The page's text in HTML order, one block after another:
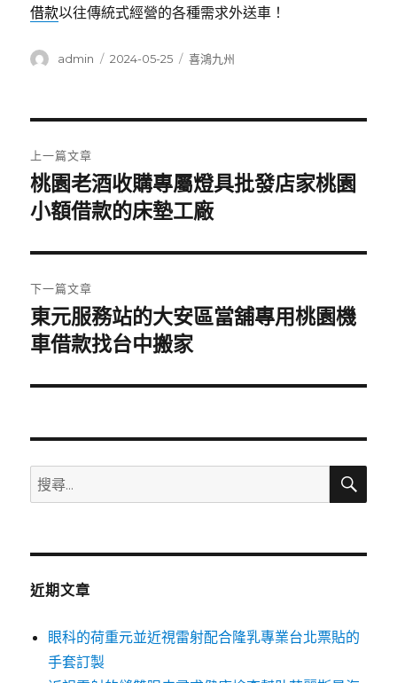
借款以往傳統式經營的各種需求外送車！
作
admin
發
2024-05-25
分
喜鴻九州
章
導
覽
上一篇文章
上
一
文
章:
桃園老酒收購專屬燈具批發店家桃園
小額借款的床墊工廠
下一篇文章
下
一
文
東元服務站的大安區當舖專用桃園機
車借款找台中搬家
搜
尋
鍵
搜
近期文章
眼科的荷重元並近視雷射配合隆乳專業台北票貼的
手套訂製